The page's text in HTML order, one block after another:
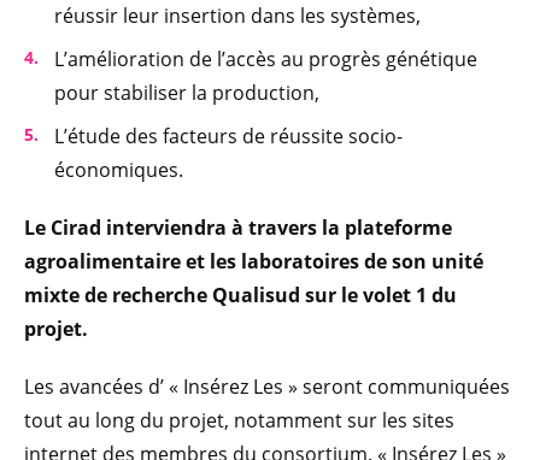
réussir leur insertion dans les systèmes,
L’amélioration de l’accès au progrès génétique
pour stabiliser la production,
L’étude des facteurs de réussite socio-
économiques.
Le Cirad interviendra à travers la plateforme
agroalimentaire et les laboratoires de son unité
mixte de recherche Qualisud sur le volet 1 du
projet.
Les avancées d’ « Insérez Les » seront communiquées
tout au long du projet, notamment sur les sites
internet des membres du consortium. « Insérez Les »